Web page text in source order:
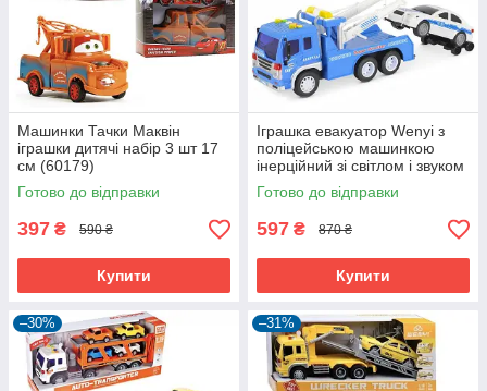
Машинки Тачки Маквін
іграшки дитячі набір 3 шт 17
см (60179)
Готово до відправки
397 ₴ 590 ₴
Купити
Іграшка евакуатор Wenyi з
поліцейською машинкою
інерційний зі світлом і звуком
Синій (60312)
Готово до відправки
597 ₴ 870 ₴
Купити
–30% –31%